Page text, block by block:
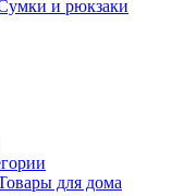
и рюкзаки
для дома